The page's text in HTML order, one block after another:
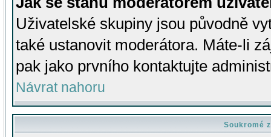
Uživatelské skupiny jsou původně
také ustanovit moderátora. Máte-li
pak jako prvního kontaktujte
Návrat nahoru
Soukromé